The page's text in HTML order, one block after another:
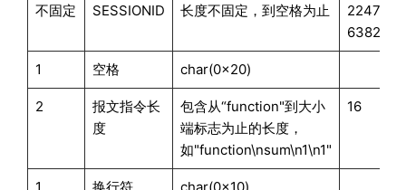
不固定 SESSIONID 长度不固定，到空格为止
1 空格 char(0x20)
2
报文指令长
度
包含从“function"到大小
端标志为止的长度，
如"function\nsum\n1\n1"
16
1 换行符 char(0x10)